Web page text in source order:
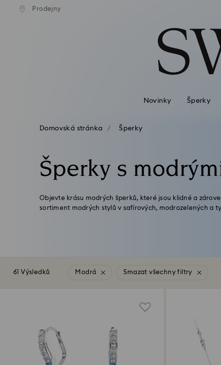
Seznam přístupových kódů
Prodejny
standardní dodání při
nad 2 460 Kč
Novinky Šperky
Domovská stránka Šperky
Šperky s
Objevte krásu modrých šperků, které jsou klidné a
sortiment modrých stylů v safírových, modrozelených a
61 Výsledků Modrá Smazat všechny filtry